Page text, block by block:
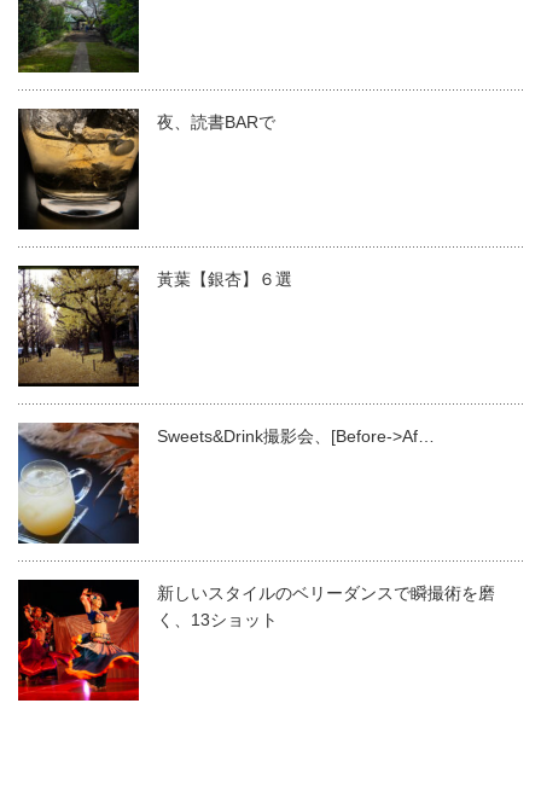
夜、読書BARで
黃葉【銀杏】６選
Sweets&Drink撮影会、[Before->Af…
新しいスタイルのベリーダンスで瞬撮術を磨
く、13ショット